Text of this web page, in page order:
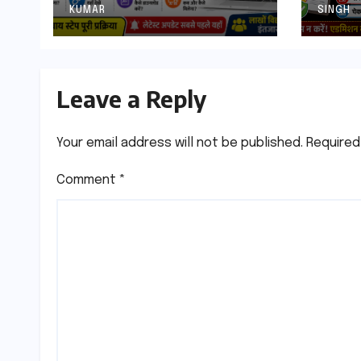
Date, Direct Link,
Marksheet
KUMAR SINGH
Leave a Reply
Your email address will not be published.
Comment *